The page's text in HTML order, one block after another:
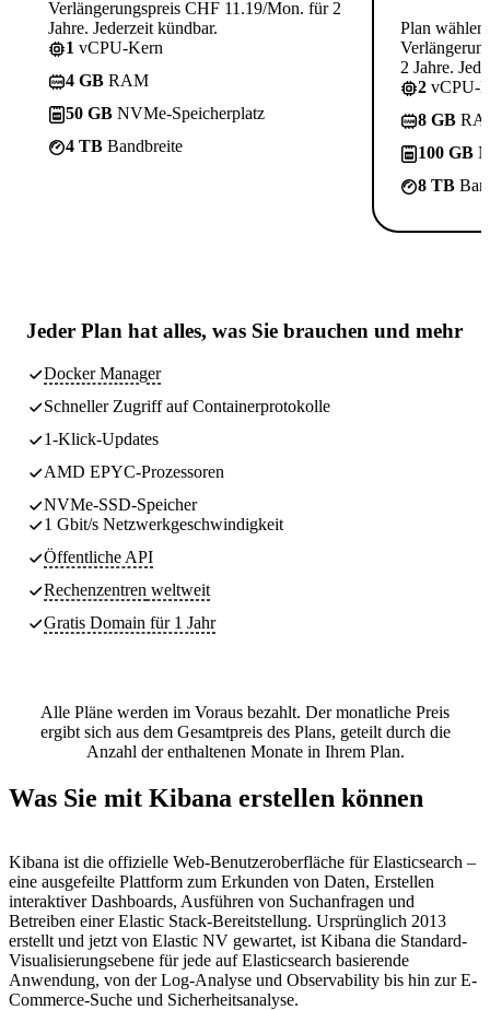
Verlängerungspreis CHF 11.19/Mon. für 2
Jahre. Jederzeit kündbar.
1 vCPU-Kern
4 GB RAM
50 GB NVMe-Speicherplatz
4 TB Bandbreite
Plan wählen
2 Jahre.
2 vCPU-
8 GB
100 GB
8 TB
Jeder Plan hat alles, was Sie brauchen und mehr
Docker Manager
Schneller Zugriff auf Containerprotokolle
1-Klick-Updates
AMD EPYC-Prozessoren
NVMe-SSD-Speicher
1 Gbit/s Netzwerkgeschwindigkeit
Öffentliche API
Rechenzentren weltweit
Gratis Domain für 1 Jahr
Alle Pläne werden im Voraus bezahlt. Der monatliche Preis
ergibt sich aus dem Gesamtpreis des Plans, geteilt durch die
Anzahl der enthaltenen Monate in Ihrem Plan.
Was Sie mit Kibana erstellen können
Kibana ist die offizielle Web-Benutzeroberfläche für Elasticsearch –
eine ausgefeilte Plattform zum Erkunden von Daten, Erstellen
interaktiver Dashboards, Ausführen von Suchanfragen und
Betreiben einer Elastic Stack-Bereitstellung. Ursprünglich 2013
erstellt und jetzt von Elastic NV gewartet, ist Kibana die Standard-
Visualisierungsebene für jede auf Elasticsearch basierende
Anwendung, von der Log-Analyse und Observability bis hin zur E-
Commerce-Suche und Sicherheitsanalyse.